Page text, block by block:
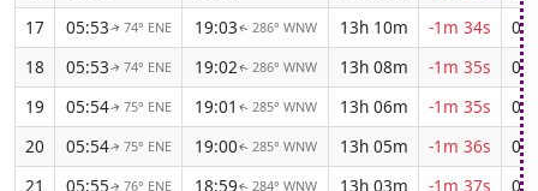
17
05:53↑ 74° ENE 19:03↑ 286° WNW 13h 10m -1m 34s
18
05:53↑ 74° ENE 19:02↑ 286° WNW 13h 08m -1m 35s
19
05:54↑ 75° ENE 19:01 ↑ 285° WNW 13h 06m -1m 35s
20
05:54↑ 75° ENE 19:00↑ 285° WNW 13h 05m -1m 36s
21
05:55↑ 76° ENE 18:59↑ 284° WNW 13h 03m -1m 37s